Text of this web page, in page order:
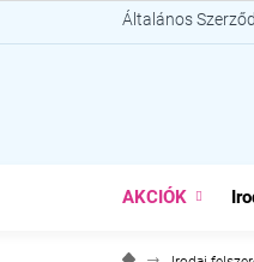
a
Általános
AKCIÓK